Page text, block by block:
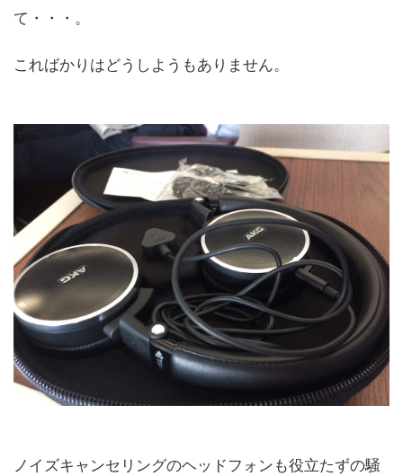
て・・・。
こればかりはどうしようもありません。
ノイズキャンセリングのヘッドフォンも役立たずの騒